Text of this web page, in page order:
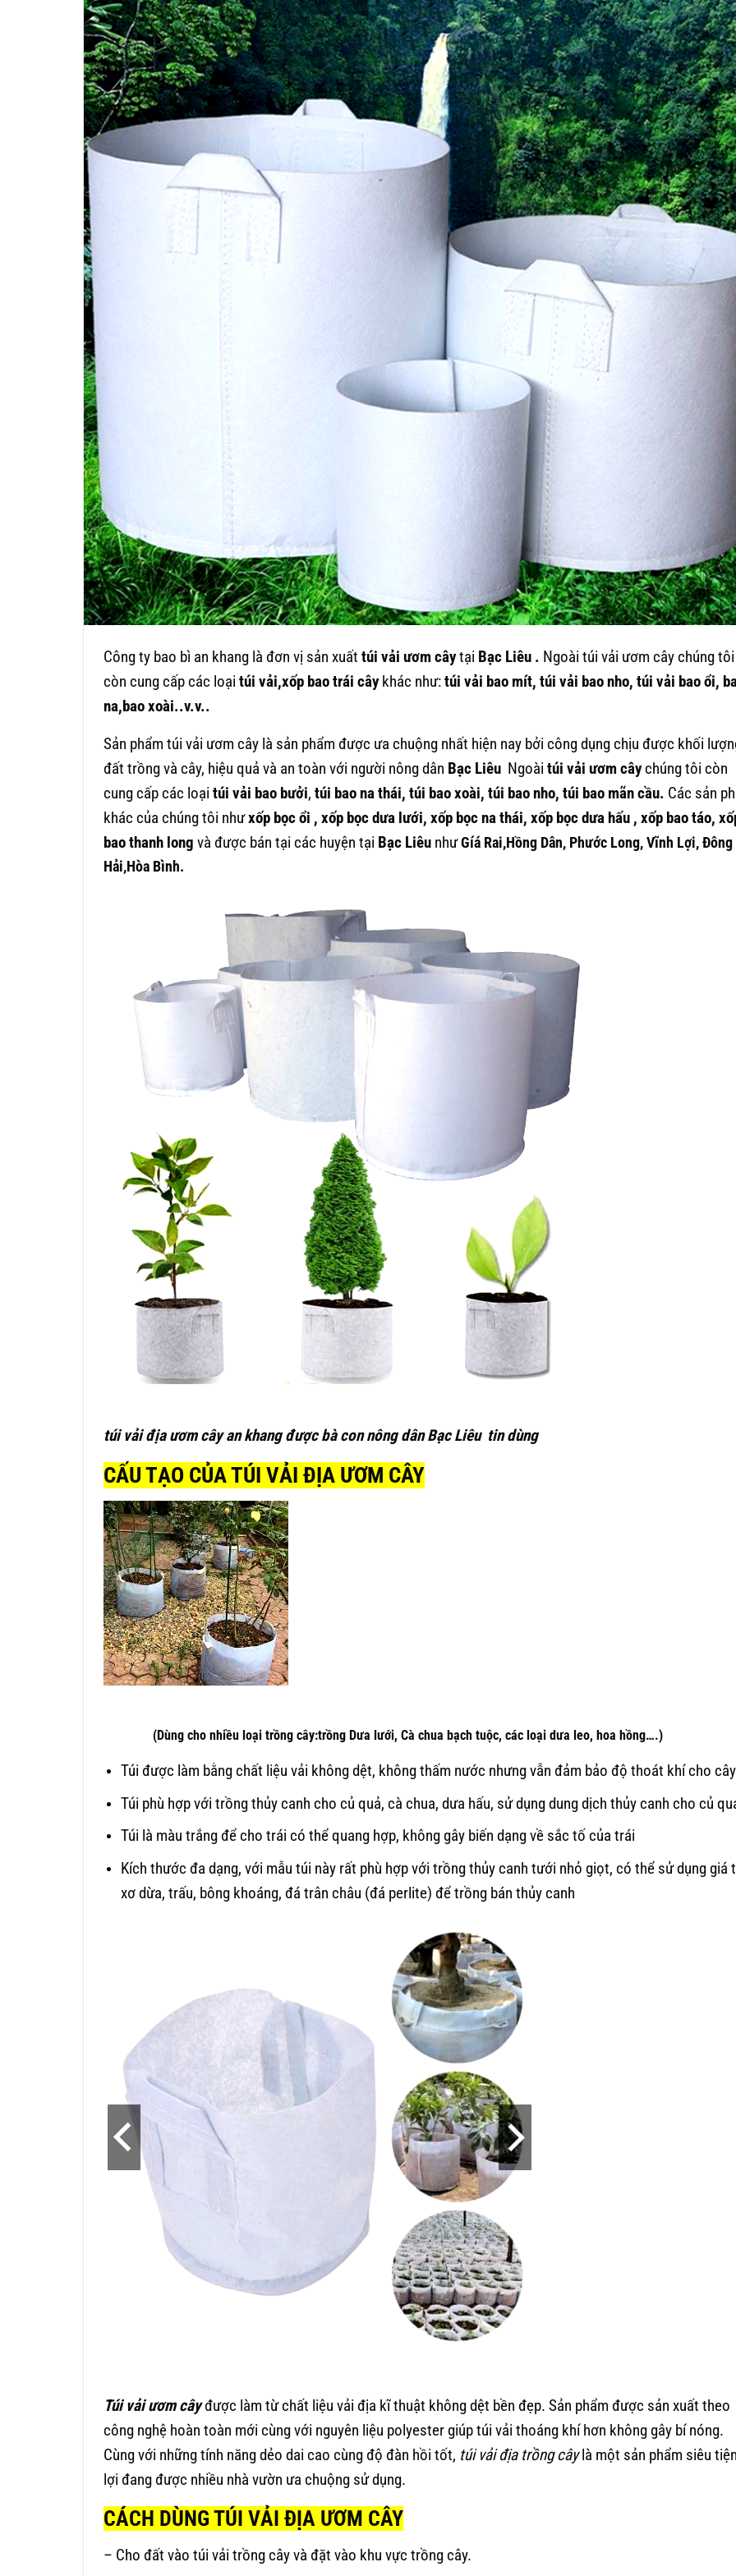
Công ty bao bì an khang là đơn vị sản xuất túi vải ươm câytại Bạc Liêu . Ngoài túi vải ươm cây chúng tôi
còn cung cấp các loại túi vải,xốp bao trái câykhác như:túi vải bao mít, túi vải bao nho, túi vải bao ổi,
na,bao xoài..v.v..
Sản phẩm túi vải ươm cây là sản phẩm được ưa chuộng nhất hiện nay bởi công dụng chịu được khối
đất trồng và cây, hiệu quả và an toàn với người nông dân Bạc Liêu Ngoài túi vải ươm câychúng tôi còn
cung cấp các loại túi vải bao bưởi, túi bao na thái, túi bao xoài, túi bao nho, túi bao mãn cầu. Các sản
khác của chúng tôi nhưxốp bọc ổi , xốp bọc dưa lưới, xốp bọc na thái, xốp bọc dưa hấu , xốp bao táo,
bao thanh long và được bán tại các huyện tại Bạc Liêu nhưGíá Rai,Hồng Dân, Phước Long, Vĩnh Lợi, Đông
Hải,Hòa Bình.
túi vải địa ươm cây an khang được bà con nông dân Bạc Liêu tin dùng
CẤU TẠO CỦA TÚI VẢI ĐỊA ƯƠM CÂY
(Dùng cho nhiều loại trồng cây:trồng Dưa lưới, Cà chua bạch tuộc, các loại dưa leo, hoa hồng….)
Túi được làm bằng chất liệu vải không dệt, không thấm nước nhưng vẫn đảm bảo độ thoát khí cho cây
Túi phù hợp với trồng thủy canh cho củ quả, cà chua, dưa hấu, sử dụng dung dịch thủy canh cho củ
Túi là màu trắng để cho trái có thể quang hợp, không gây biến dạng về sắc tố của trái
Kích thước đa dạng, với mẫu túi này rất phù hợp với trồng thủy canh tưới nhỏ giọt, có thể sử dụng giá
xơ dừa, trấu, bông khoáng, đá trân châu (đá perlite) để trồng bán thủy canh
Túi vải ươm câyđược làm từ chất liệu vải địa kĩ thuật không dệt bền đẹp. Sản phẩm được sản xuất theo
công nghệ hoàn toàn mới cùng với nguyên liệu polyester giúp túi vải thoáng khí hơn không gây bí nóng.
Cùng với những tính năng dẻo dai cao cùng độ đàn hồi tốt, túi vải địa trồng câylà một sản phẩm siêu
lợi đang được nhiều nhà vườn ưa chuộng sử dụng.
CÁCH DÙNG TÚI VẢI ĐỊA ƯƠM CÂY
– Cho đất vào túi vải trồng cây và đặt vào khu vực trồng cây.